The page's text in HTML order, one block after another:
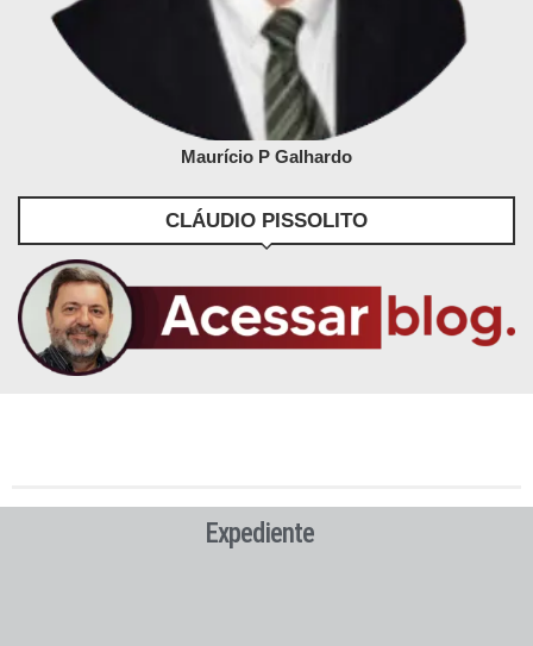
Maurício P Galhardo
CLÁUDIO PISSOLITO
Expediente